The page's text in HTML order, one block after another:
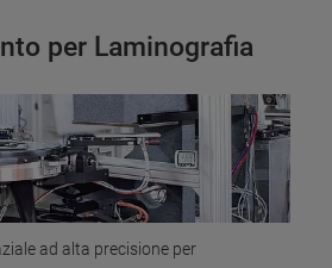
per Laminografia
ad alta precisione per